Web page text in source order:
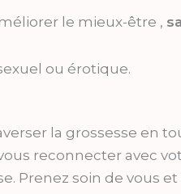
le mieux-être ,
ou érotique.
la grossesse en
reconnecter avec
Prenez soin de vous